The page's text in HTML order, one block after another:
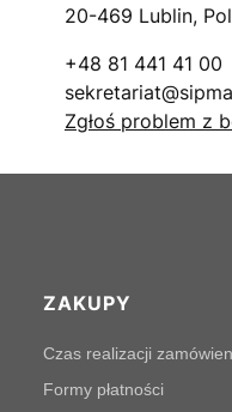
20-469 Lublin,
+48 81 441 41 00
Zgłoś problem z
Linki w stopce
ZAKUPY
Czas realizacji
Formy płatności